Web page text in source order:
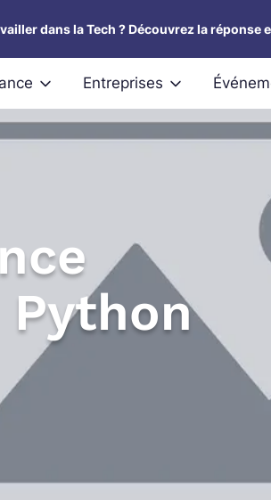
dans la Tech ? Découvrez la réponse
Entreprises
Python